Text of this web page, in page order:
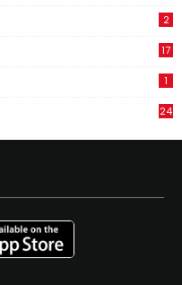
2
17
1
24